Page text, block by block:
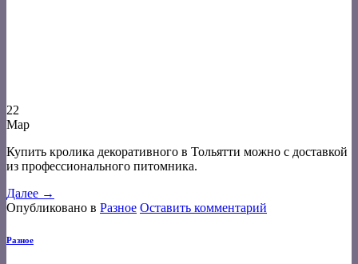
22
Мар
Купить кролика декоративного в Тольятти можно с доставкой
из профессионального питомника.
Далее →
Опубликовано в Разное Оставить комментарий
Разное